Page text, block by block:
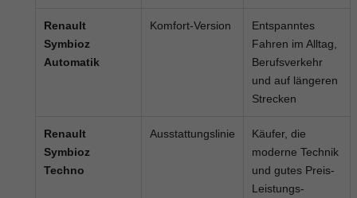
Renault
Symbioz
Automatik
Komfort-Version
Entspanntes
Fahren im Alltag,
Berufsverkehr
und auf längeren
Strecken
Renault
Symbioz
Techno
Ausstattungslinie
Käufer, die
moderne Technik
und gutes Preis-
Leistungs-